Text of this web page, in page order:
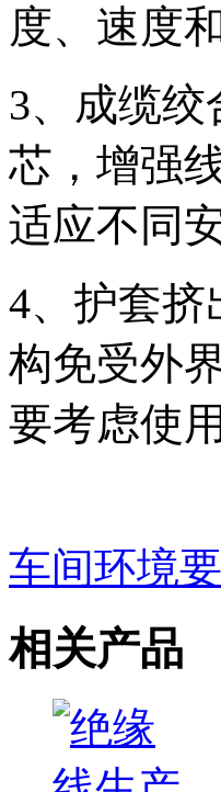
度、速度
3、成缆
芯，增强
适应不同
4、护套
构免受外
要考虑使
车间环境
相关产品